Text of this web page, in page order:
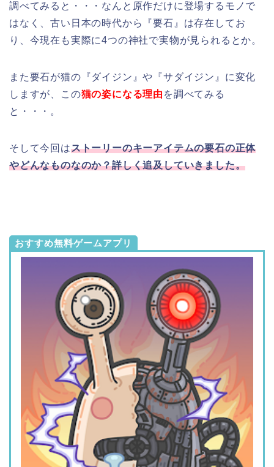
調べてみると・・・なんと原作だけに登場するモノで
はなく、古い日本の時代から『要石』は存在してお
り、今現在も実際に4つの神社で実物が見られるとか。
また要石が猫の『ダイジン』や『サダイジン』に変化
しますが、この猫の姿になる理由 を調べてみる
と・・・。
そして今回はストーリーのキーアイテムの要石の正体
やどんなものなのか？詳しく追及していきました。
おすすめ無料ゲームアプリ